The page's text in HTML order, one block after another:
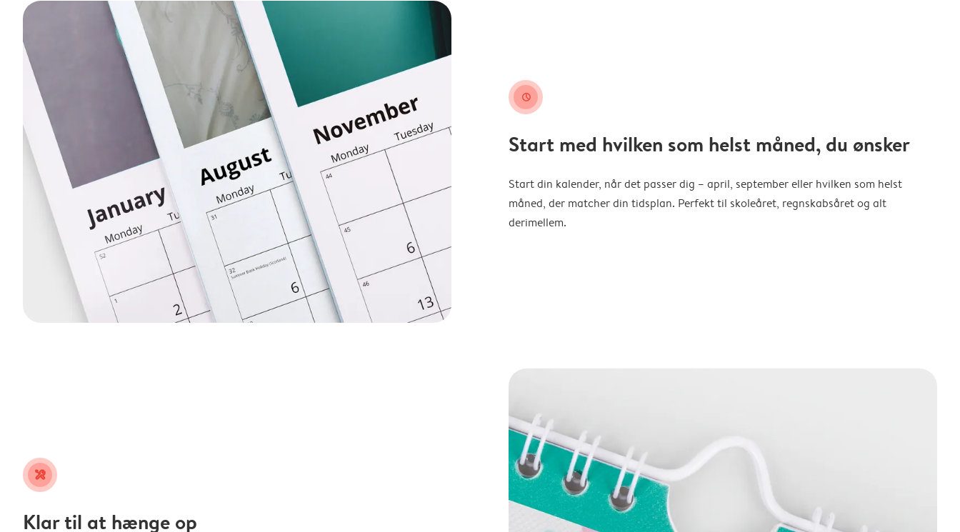
clock
Start med hvilken som helst måned, du ønsker
Start din kalender, når det passer dig – april, september eller hvilken som helst
måned, der matcher din tidsplan. Perfekt til skoleåret, regnskabsåret og alt
derimellem.
tools
Klar til at hænge op